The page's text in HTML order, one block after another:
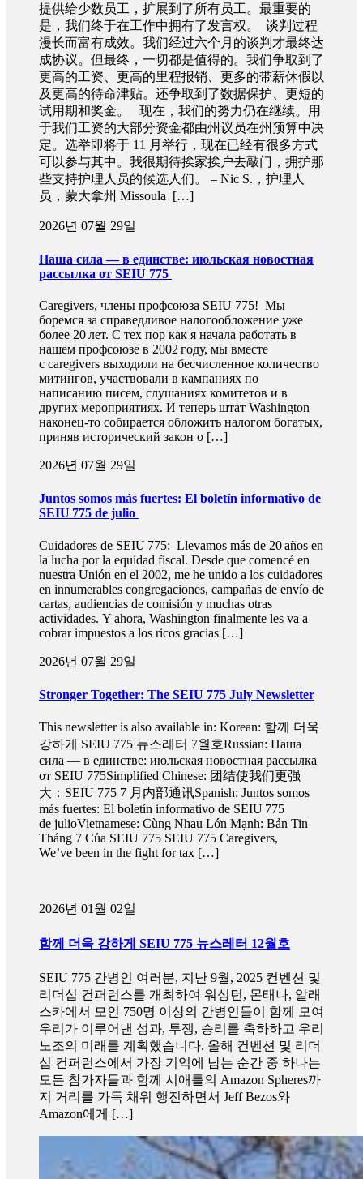
提供给少数员工，扩展到了所有员工。最重要的
是，我们终于在工作中拥有了发言权。 谈判过程
漫长而富有成效。我们经过六个月的谈判才最终达
成协议。但最终，一切都是值得的。我们争取到了
更高的工资、更高的里程报销、更多的带薪休假以
及更高的待命津贴。还争取到了数据保护、更短的
试用期和奖金。 现在，我们的努力仍在继续。用
于我们工资的大部分资金都由州议员在州预算中决
定。选举即将于 11 月举行，现在已经有很多方式
可以参与其中。我很期待挨家挨户去敲门，拥护那
些支持护理人员的候选人们。 – Nic S.，护理人
员，蒙大拿州 Missoula […]
2026년 07월 29일
Наша сила — в единстве: июльская новостная
рассылка от SEIU 775
Caregivers, члены профсоюза SEIU 775! Мы
боремся за справедливое налогообложение уже
более 20 лет. С тех пор как я начала работать в
нашем профсоюзе в 2002 году, мы вместе
с caregivers выходили на бесчисленное количество
митингов, участвовали в кампаниях по
написанию писем, слушаниях комитетов и в
других мероприятиях. И теперь штат Washington
наконец-то собирается обложить налогом богатых,
приняв исторический закон о […]
2026년 07월 29일
Juntos somos más fuertes: El boletín informativo de
SEIU 775 de julio
Cuidadores de SEIU 775: Llevamos más de 20 años en
la lucha por la equidad fiscal. Desde que comencé en
nuestra Unión en el 2002, me he unido a los cuidadores
en innumerables congregaciones, campañas de envío de
cartas, audiencias de comisión y muchas otras
actividades. Y ahora, Washington finalmente les va a
cobrar impuestos a los ricos gracias […]
2026년 07월 29일
Stronger Together: The SEIU 775 July Newsletter
This newsletter is also available in: Korean: 함께 더욱
강하게 SEIU 775 뉴스레터 7월호Russian: Наша
сила — в единстве: июльская новостная рассылка
от SEIU 775Simplified Chinese: 团结使我们更强
大：SEIU 775 7 月内部通讯Spanish: Juntos somos
más fuertes: El boletín informativo de SEIU 775
de julioVietnamese: Cùng Nhau Lớn Mạnh: Bản Tin
Tháng 7 Của SEIU 775 SEIU 775 Caregivers,
We’ve been in the fight for tax […]
2026년 01월 02일
함께 더욱 강하게 SEIU 775 뉴스레터 12월호
SEIU 775 간병인 여러분, 지난 9월, 2025 컨벤션 및
리더십 컨퍼런스를 개최하여 워싱턴, 몬태나, 알래
스카에서 모인 750명 이상의 간병인들이 함께 모여
우리가 이루어낸 성과, 투쟁, 승리를 축하하고 우리
노조의 미래를 계획했습니다. 올해 컨벤션 및 리더
십 컨퍼런스에서 가장 기억에 남는 순간 중 하나는
모든 참가자들과 함께 시애틀의 Amazon Spheres까
지 거리를 가득 채워 행진하면서 Jeff Bezos와
Amazon에게 […]